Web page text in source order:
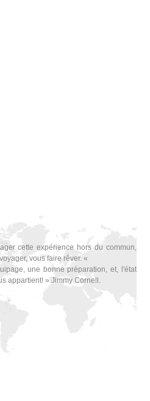
cette expérience hors du commun,
vous faire rêver. «
une bonne préparation, et, l'état
appartient! » Jimmy Cornell.